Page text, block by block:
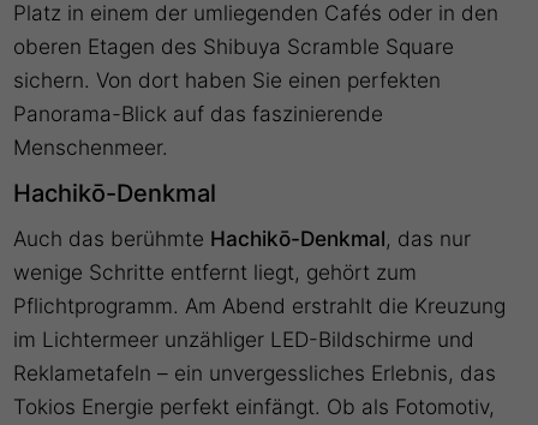
Platz in einem der umliegenden Cafés oder in den
oberen Etagen des Shibuya Scramble Square
sichern. Von dort haben Sie einen perfekten
Panorama-Blick auf das faszinierende
Menschenmeer.
Hachikō-Denkmal
Auch das berühmte Hachikō-Denkmal, das nur
wenige Schritte entfernt liegt, gehört zum
Pflichtprogramm. Am Abend erstrahlt die Kreuzung
im Lichtermeer unzähliger LED-Bildschirme und
Reklametafeln – ein unvergessliches Erlebnis, das
Tokios Energie perfekt einfängt. Ob als Fotomotiv,